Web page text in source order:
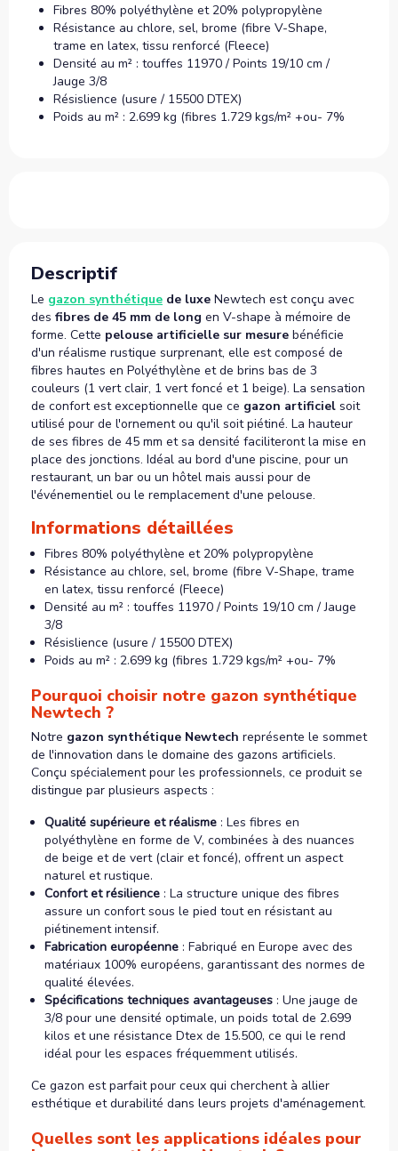
Fibres 80% polyéthylène et 20% polypropylène
Résistance au chlore, sel, brome (fibre V-Shape,
trame en latex, tissu renforcé (Fleece)
Densité au m² : touffes 11970 / Points 19/10 cm /
Jauge 3/8
Résislience (usure / 15500 DTEX)
Poids au m² : 2.699 kg (fibres 1.729 kgs/m² +ou- 7%
Descriptif
Le gazon synthétique de luxe Newtech est conçu avec
des fibres de 45 mm de long en V-shape à mémoire de
forme. Cette pelouse artificielle sur mesure bénéficie
d'un réalisme rustique surprenant, elle est composé de
fibres hautes en Polyéthylène et de brins bas de 3
couleurs (1 vert clair, 1 vert foncé et 1 beige). La sensation
de confort est exceptionnelle que ce gazon artificiel soit
utilisé pour de l'ornement ou qu'il soit piétiné. La hauteur
de ses fibres de 45 mm et sa densité faciliteront la mise en
place des jonctions. Idéal au bord d'une piscine, pour un
restaurant, un bar ou un hôtel mais aussi pour de
l'événementiel ou le remplacement d'une pelouse.
Informations détaillées
Fibres 80% polyéthylène et 20% polypropylène
Résistance au chlore, sel, brome (fibre V-Shape, trame
en latex, tissu renforcé (Fleece)
Densité au m² : touffes 11970 / Points 19/10 cm / Jauge
3/8
Résislience (usure / 15500 DTEX)
Poids au m² : 2.699 kg (fibres 1.729 kgs/m² +ou- 7%
Pourquoi choisir notre gazon synthétique
Newtech ?
Notre gazon synthétique Newtech représente le sommet
de l'innovation dans le domaine des gazons artificiels.
Conçu spécialement pour les professionnels, ce produit se
distingue par plusieurs aspects :
Qualité supérieure et réalisme : Les fibres en
polyéthylène en forme de V, combinées à des nuances
de beige et de vert (clair et foncé), offrent un aspect
naturel et rustique.
Confort et résilience : La structure unique des fibres
assure un confort sous le pied tout en résistant au
piétinement intensif.
Fabrication européenne : Fabriqué en Europe avec des
matériaux 100% européens, garantissant des normes de
qualité élevées.
Spécifications techniques avantageuses : Une jauge de
3/8 pour une densité optimale, un poids total de 2.699
kilos et une résistance Dtex de 15.500, ce qui le rend
idéal pour les espaces fréquemment utilisés.
Ce gazon est parfait pour ceux qui cherchent à allier
esthétique et durabilité dans leurs projets d'aménagement.
Quelles sont les applications idéales pour